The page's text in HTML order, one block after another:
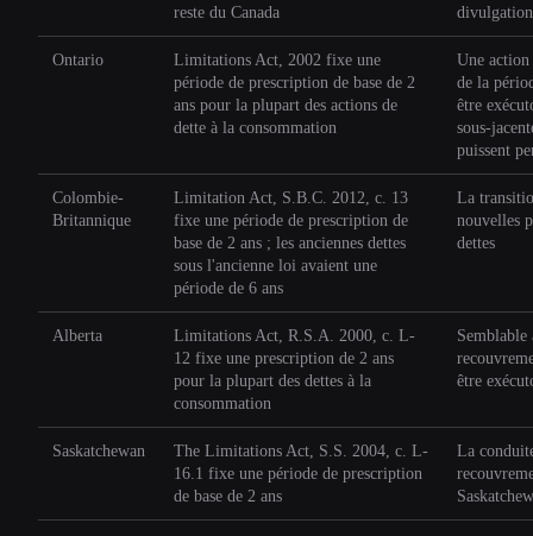
reste du Canada
divulgation
Ontario
Limitations Act, 2002 fixe une
période de prescription de base de 2
ans pour la plupart des actions de
dette à la consommation
Une action
de la
être
sous-
puissent
Colombie-
Britannique
Limitation Act, S.B.C. 2012, c. 13
fixe une période de prescription de
base de 2 ans ; les anciennes dettes
sous l'ancienne loi avaient une
période de 6 ans
La
nouvelles
dettes
Alberta
Limitations Act, R.S.A. 2000, c. L-
12 fixe une prescription de 2 ans
pour la plupart des dettes à la
consommation
être
Saskatchewan
The Limitations Act, S.S. 2004, c. L-
16.1 fixe une période de prescription
de base de 2 ans
La